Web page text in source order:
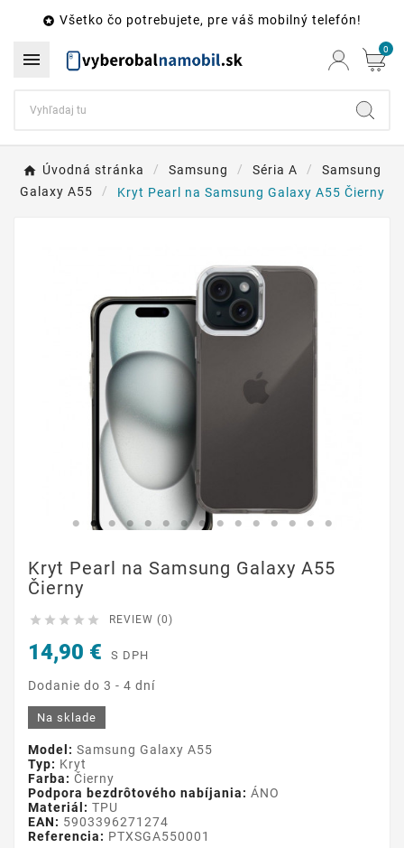
 Všetko čo potrebujete, pre váš mobilný telefón!
 0
Úvodná stránka Samsung Séria A
Samsung
Galaxy A55
Kryt Pearl na Samsung Galaxy A55 Čierny
Kryt Pearl na Samsung Galaxy A55
Čierny
     REVIEW (0)
14,90 € S DPH
Dodanie do 3 - 4 dní
Na sklade
Model: Samsung Galaxy A55
Typ: Kryt
Farba: Čierny
Podpora bezdrôtového nabíjania: ÁNO
Materiál: TPU
EAN: 5903396271274
Referencia: PTXSGA550001